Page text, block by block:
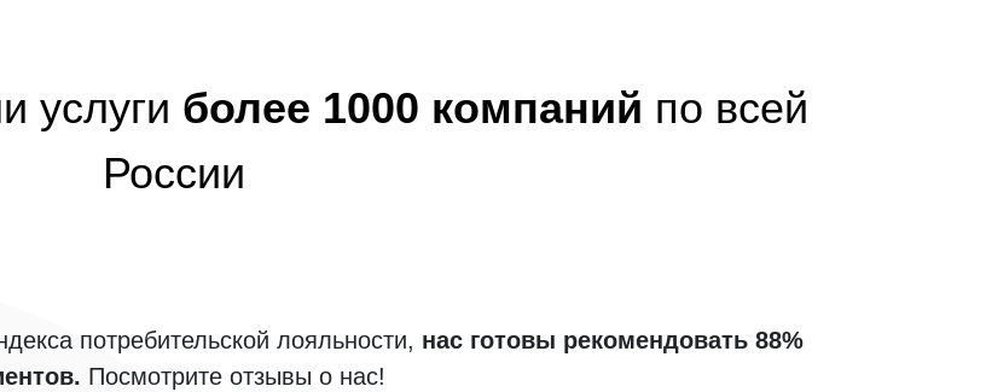
услуги более 1000 компаний по всей
России
потребительской лояльности, нас готовы рекомендовать 88%
Посмотрите отзывы о нас!